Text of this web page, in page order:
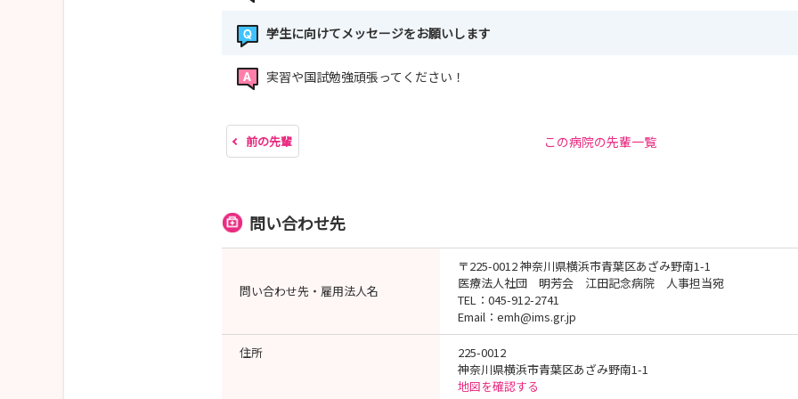
学生に向けてメッセージをお願いします
実習や国試勉強頑張ってください！
前の先輩 この病院の先輩一覧
問い合わせ先
問い合わせ先・雇用法人名
〒225-0012 神奈川県横浜市青葉区あざみ野南1-1
医療法人社団 明芳会 江田記念病院 人事担当宛
TEL：045-912-2741
Email：emh@ims.gr.jp
住所
225-0012
神奈川県横浜市青葉区あざみ野南1-1
地図を確認する